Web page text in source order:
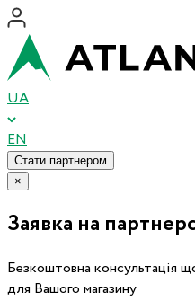
UA
EN
Стати партнером
×
Заявка на
Безкоштовна консультація
для Вашого магазину